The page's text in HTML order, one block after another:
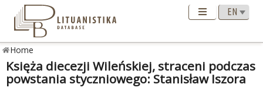
Home
Księża diecezji Wileńskiej, straceni podczas
powstania styczniowego: Stanisław Iszora